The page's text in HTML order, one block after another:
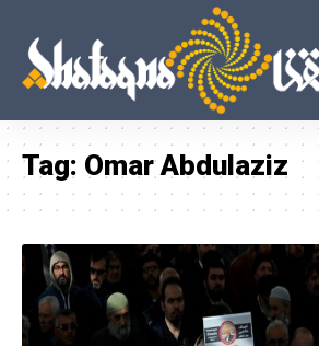
Tag: Omar Abdulaziz